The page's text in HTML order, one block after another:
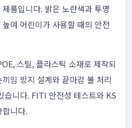
품입니다. 밝은 노란색과 투명
여 어린이가 사용할 때의 안전
스틸, 플라스틱 소재로 제작되
임 방지 설계와 끝마감 볼 처리
습니다. FITI 안전성 테스트와 KS
니다.